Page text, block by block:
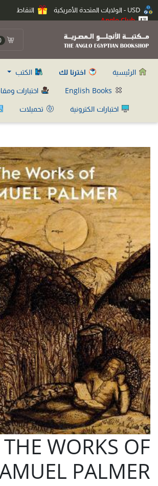
النقاط
Anglo Club
الرئيسية اخترنا لك الكتب
اختبارات
اختبارات الكترونية
تحميلات
THE WORKS OF
PALMER